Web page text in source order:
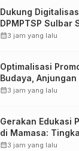
Dukung
DPMPTSP Sulbar
Aplikasi FLEKSI ASN
calendar_month3 jam yang lalu
Optimalisasi
Budaya,
Sulawesi Barat
calendar_month3 jam yang lalu
Gerakan Edukasi
di Mamasa:
Pengetahuan dan
calendar_month3 jam yang lalu